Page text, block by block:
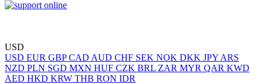
USD
USD EUR GBP CAD AUD CHF SEK NOK DKK JPY ARS
NZD PLN SGD MXN HUF CZK BRL ZAR MYR QAR KWD
AED HKD KRW THB RON IDR